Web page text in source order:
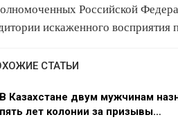
Российской
искаженного
СТАТЬИ
В Казахстане двум мужчинам
пять лет колонии за призывы…